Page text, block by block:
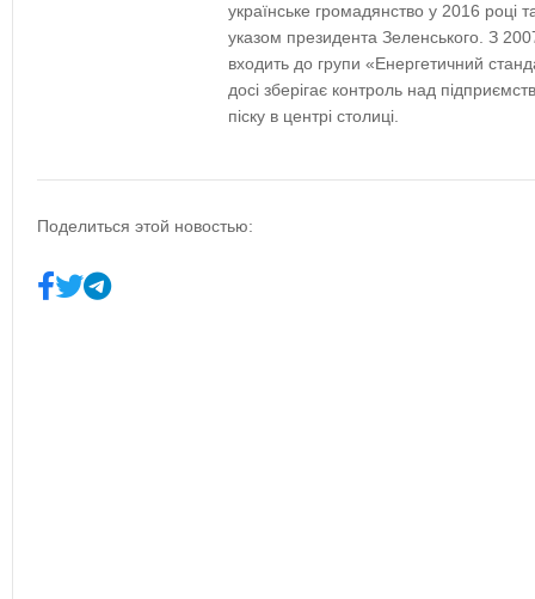
українське громадянство у 2016 році
указом президента Зеленського. З
входить до групи «Енергетичний
досі зберігає контроль над
піску в центрі столиці.
Поделиться этой новостью: